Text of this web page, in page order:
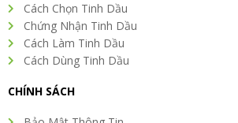
Cách Chọn Tinh Dầu
Chứng Nhận Tinh Dầu
Cách Làm Tinh Dầu
Cách Dùng Tinh Dầu
CHÍNH SÁCH